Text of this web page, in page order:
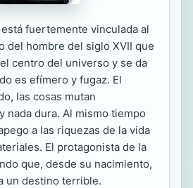
fuertemente vinculada al
del hombre del siglo XVII que
centro del universo y se da
es efímero y fugaz. El
las cosas mutan
nada dura. Al mismo tiempo
a las riquezas de la vida
El protagonista de la
que, desde su nacimiento,
un destino terrible.